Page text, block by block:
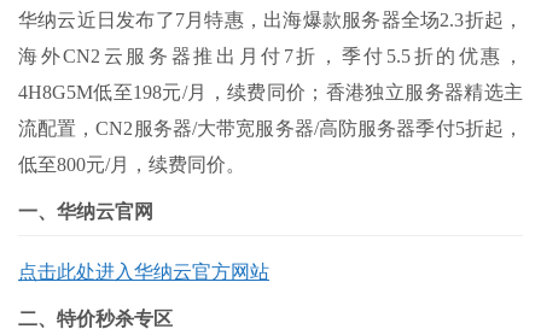
华纳云近日发布了7月特惠，出海爆款服务器全场2.3折起，
海外CN2云服务器推出月付7折，季付5.5折的优惠，
4H8G5M低至198元/月，续费同价；香港独立服务器精选主
流配置，CN2服务器/大带宽服务器/高防服务器季付5折起，
低至800元/月，续费同价。
一、华纳云官网
点击此处进入华纳云官方网站
二、特价秒杀专区